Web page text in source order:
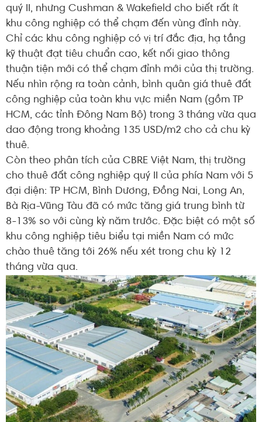
quý II, nhưng Cushman & Wakefield cho biết rất ít
khu công nghiệp có thể chạm đến vùng đỉnh này.
Chỉ các khu công nghiệp có vị trí đắc địa, hạ tầng
kỹ thuật đạt tiêu chuẩn cao, kết nối giao thông
thuận tiện mới có thể chạm đỉnh mới của thị trường.
Nếu nhìn rộng ra toàn cảnh, bình quân giá thuê đất
công nghiệp của toàn khu vực miền Nam (gồm TP
HCM, các tỉnh Đông Nam Bộ) trong 3 tháng vừa qua
dao động trong khoảng 135 USD/m2 cho cả chu kỳ
thuê.
Còn theo phân tích của CBRE Việt Nam, thị trường
cho thuê đất công nghiệp quý II của phía Nam với 5
đại diện: TP HCM, Bình Dương, Đồng Nai, Long An,
Bà Rịa-Vũng Tàu đã có mức tăng giá trung bình từ
8-13% so với cùng kỳ năm trước. Đặc biệt có một số
khu công nghiệp tiêu biểu tại miền Nam có mức
chào thuê tăng tới 26% nếu xét trong chu kỳ 12
tháng vừa qua.